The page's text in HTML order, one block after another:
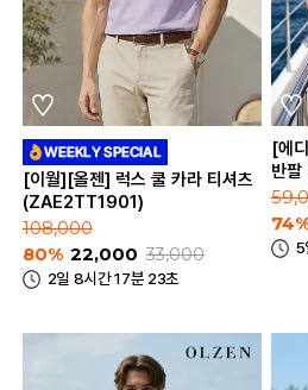
[이월][올젠] 럭스 쿨 카라 티셔츠
(ZAE2TT1901)
108,000
80% 22,000 33,000
2일 8시간 17분 23초
[에
반
5